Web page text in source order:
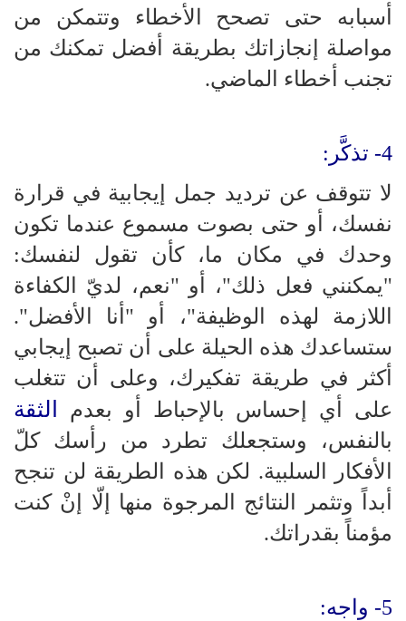
أسبابه حتى تصحح الأخطاء وتتمكن من
مواصلة إنجازاتك بطريقة أفضل تمكنك من
تجنب أخطاء الماضي.
4- تذكَّر:
لا تتوقف عن ترديد جمل إيجابية في قرارة
نفسك، أو حتى بصوت مسموع عندما تكون
وحدك في مكان ما، كأن تقول لنفسك:
"يمكنني فعل ذلك"، أو "نعم، لديّ الكفاءة
اللازمة لهذه الوظيفة"، أو "أنا الأفضل".
ستساعدك هذه الحيلة على أن تصبح إيجابي
أكثر في طريقة تفكيرك، وعلى أن تتغلب
على أي إحساس بالإحباط أو بعدم
الثقة
بالنفس، وستجعلك تطرد من رأسك كلّ
الأفكار السلبية. لكن هذه الطريقة لن تنجح
أبداً وتثمر النتائج المرجوة منها إلّا إنْ كنت
مؤمناً بقدراتك.
5- واجه: